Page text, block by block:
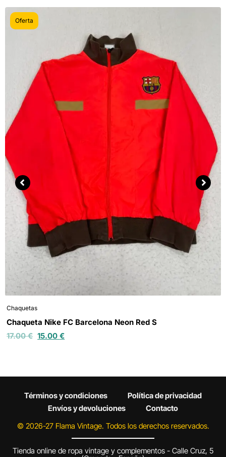
Oferta
Chaquetas
Chaqueta Nike FC Barcelona Neon Red S
17.00€ 15.00€
Términos y condiciones
Política de privacidad
Envíos y devoluciones
Contacto
© 2026-27 Flama Vintage. Todos los derechos reservados.
Tienda online de ropa vintage y complementos - Calle Cruz, 5